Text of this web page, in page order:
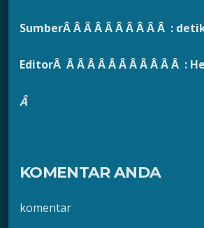
SumberÂ Â Â Â Â Â Â Â Â Â :
EditorÂ Â Â Â Â Â Â Â Â Â Â Â :
Â
KOMENTAR ANDA
komentar